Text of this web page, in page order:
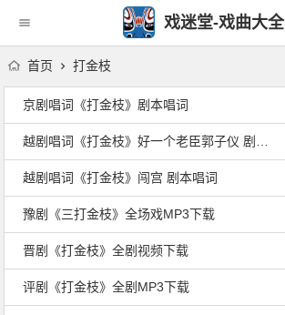
戏迷堂-戏曲大全
首页 打金枝
京剧唱词《打金枝》剧本唱词
越剧唱词《打金枝》闯宫 剧本唱词
豫剧《三打金枝》全场戏MP3下载
晋剧《打金枝》全剧视频下载
评剧《打金枝》全剧MP3下载